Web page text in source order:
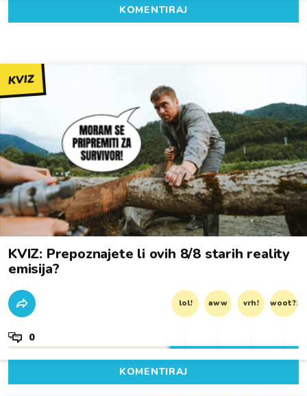
KOMENTIRAJ
KVIZ
KVIZ: Prepoznajete li ovih 8/8 starih reality
emisija?
lol! aww vrh! woot?!
0
KOMENTIRAJ